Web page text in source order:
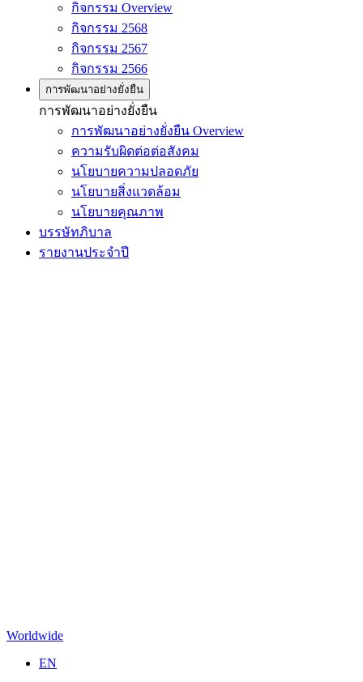
กิจกรรม Overview
กิจกรรม 2568
กิจกรรม 2567
กิจกรรม 2566
การพัฒนาอย่างยั่งยืน
การพัฒนาอย่างยั่งยืน
การพัฒนาอย่างยั่งยืน Overview
ความรับผิดต่อต่อสังคม
นโยบายความปลอดภัย
นโยบายสิ่งแวดล้อม
นโยบายคุณภาพ
บรรษัทภิบาล
รายงานประจำปี
Worldwide
EN